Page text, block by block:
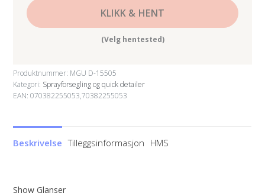
KLIKK & HENT
(Velg hentested)
Produktnummer: MGU D-15505
Kategori: Sprayforsegling og quick detailer
EAN: 070382255053,70382255053
Beskrivelse Tilleggsinformasjon HMS
Show Glanser